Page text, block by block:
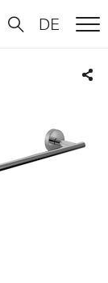
DE